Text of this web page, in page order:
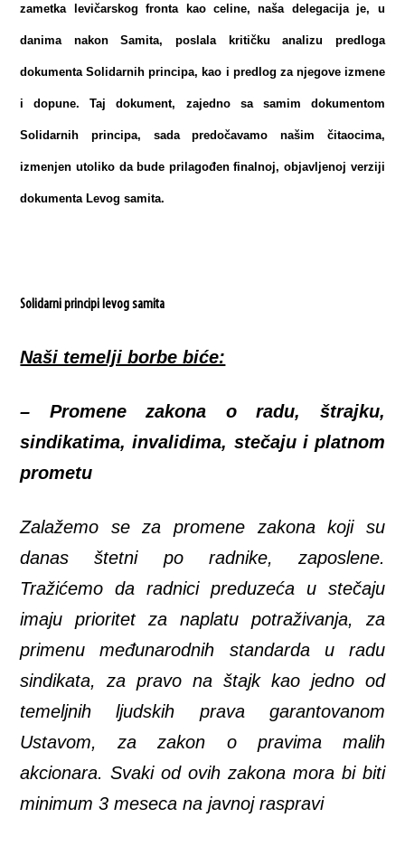
zametka levičarskog fronta kao celine, naša delegacija je, u
danima nakon Samita, poslala kritičku analizu predloga
dokumenta Solidarnih principa, kao i predlog za njegove izmene
i dopune. Taj dokument, zajedno sa samim dokumentom
Solidarnih principa, sada predočavamo našim čitaocima,
izmenjen utoliko da bude prilagođen finalnoj, objavljenoj verziji
dokumenta Levog samita.
Solidarni principi levog samita
Naši temelji borbe biće:
– Promene zakona o radu, štrajku,
sindikatima, invalidima, stečaju i platnom
prometu
Zalažemo se za promene zakona koji su
danas štetni po radnike, zaposlene.
Tražićemo da radnici preduzeća u stečaju
imaju prioritet za naplatu potraživanja, za
primenu međunarodnih standarda u radu
sindikata, za pravo na štajk kao jedno od
temeljnih ljudskih prava garantovanom
Ustavom, za zakon o pravima malih
akcionara. Svaki od ovih zakona mora bi biti
minimum 3 meseca na javnoj raspravi